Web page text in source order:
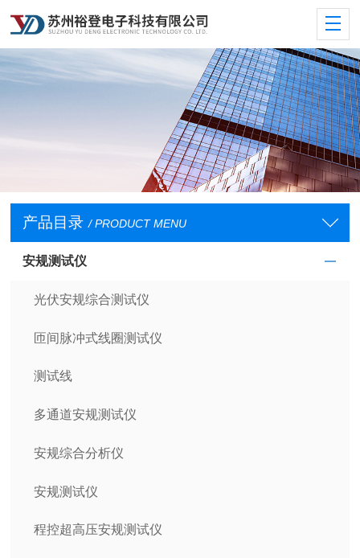
产品目录 / PRODUCT MENU
安规测试仪
光伏安规综合测试仪
匝间脉冲式线圈测试仪
测试线
多通道安规测试仪
安规综合分析仪
安规测试仪
程控超高压安规测试仪